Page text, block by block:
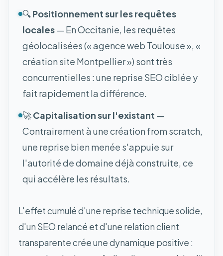
🔍Positionnement sur les requêtes
locales— En Occitanie, les requêtes
géolocalisées (« agence web Toulouse », «
création site Montpellier ») sont très
concurrentielles : une reprise SEO ciblée y
fait rapidement la différence.
🚀Capitalisation sur l'existant —
Contrairement à une création from scratch,
une reprise bien menée s'appuie sur
l'autorité de domaine déjà construite, ce
qui accélère les résultats.
L'effet cumulé d'une reprise technique solide,
d'un SEO relancé et d'une relation client
transparente crée une dynamique positive :